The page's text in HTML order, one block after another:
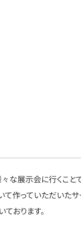
な展示会に行くこと
作っていただいたサ
おります。